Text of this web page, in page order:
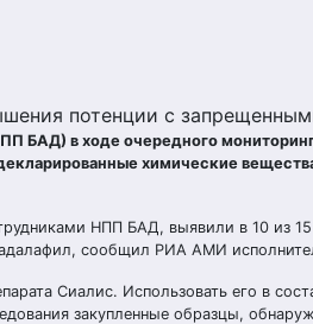
потенции с
БАД) в ходе очередного
химические
НПП БАД, выявили в 10 из
сообщил РИА АМИ
Сиалис. Использовать его в
закупленные образцы,